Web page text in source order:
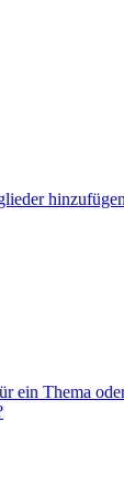
ein Thema